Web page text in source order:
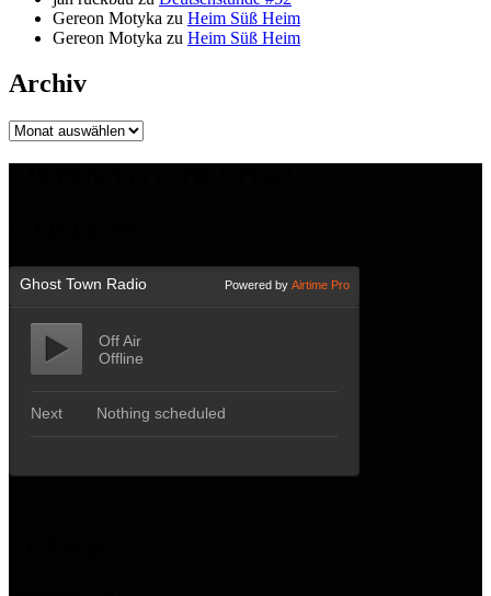
Gereon Motyka zu Heim Süß Heim
Gereon Motyka zu Heim Süß Heim
Archiv
Archiv